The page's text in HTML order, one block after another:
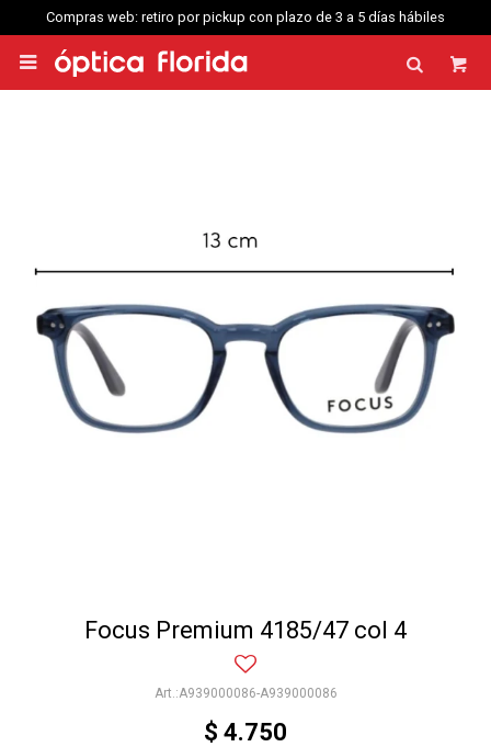
Compras web: retiro por pickup con plazo de 3 a 5 días hábiles

Focus Premium 4185/47 col 4
A939000086-A939000086
$ 4.750